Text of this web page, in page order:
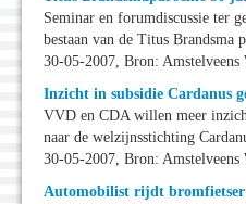
Seminar en forumdiscussie ter
bestaan van de Titus Brandsma
30-05-2007, Bron: Amstelveens
Inzicht in subsidie Cardanus
VVD en CDA willen meer
naar de welzijnsstichting
30-05-2007, Bron: Amstelveens
Automobilist rijdt bromfietser